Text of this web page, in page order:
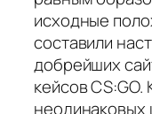
исходные
составили
добрейших
кейсов CS:GO.
неодинаковых